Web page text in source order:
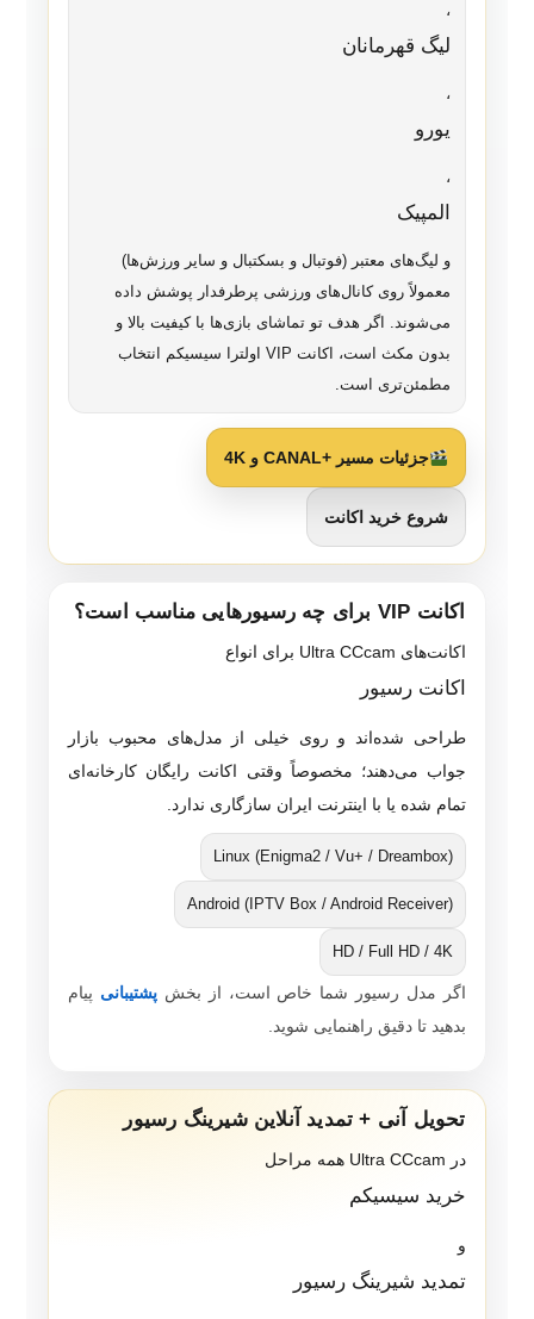
،
لیگ قهرمانان
،
یورو
،
المپیک
و لیگ‌های معتبر (فوتبال و بسکتبال و سایر ورزش‌ها)
معمولاً روی کانال‌های ورزشی پرطرفدار پوشش داده
می‌شوند. اگر هدف تو تماشای بازی‌ها با کیفیت بالا و
بدون مکث است، اکانت VIP اولترا سیسیکم انتخاب
مطمئن‌تری است.
جزئیات مسیر +CANAL و 4K
شروع خرید اکانت
اکانت VIP برای چه رسیورهایی مناسب است؟
اکانت‌های Ultra CCcam برای انواع
اکانت رسیور
طراحی شده‌اند و روی خیلی از مدل‌های محبوب بازار
جواب می‌دهند؛ مخصوصاً وقتی اکانت رایگان کارخانه‌ای
تمام شده یا با اینترنت ایران سازگاری ندارد.
Linux (Enigma2 / Vu+ / Dreambox)
Android (IPTV Box / Android Receiver)
HD / Full HD / 4K
اگر مدل رسیور شما خاص است، از بخش پشتیبانی پیام
بدهید تا دقیق راهنمایی شوید.
تحویل آنی + تمدید آنلاین شیرینگ رسیور
در Ultra CCcam همه مراحل
خرید سیسیکم
و
تمدید شیرینگ رسیور